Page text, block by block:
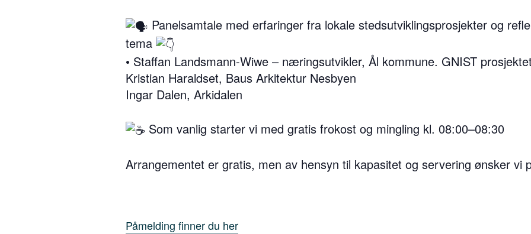
Panelsamtale med erfaringer fra lokale stedsutviklingsprosjekter og
tema
• Staffan Landsmann-Wiwe – næringsutvikler, Ål kommune. GNIST
Kristian Haraldset, Baus Arkitektur Nesbyen
Ingar Dalen, Arkidalen
Som vanlig starter vi med gratis frokost og mingling kl. 08:00–08:30
Arrangementet er gratis, men av hensyn til kapasitet og servering ønsker vi
Påmelding finner du her